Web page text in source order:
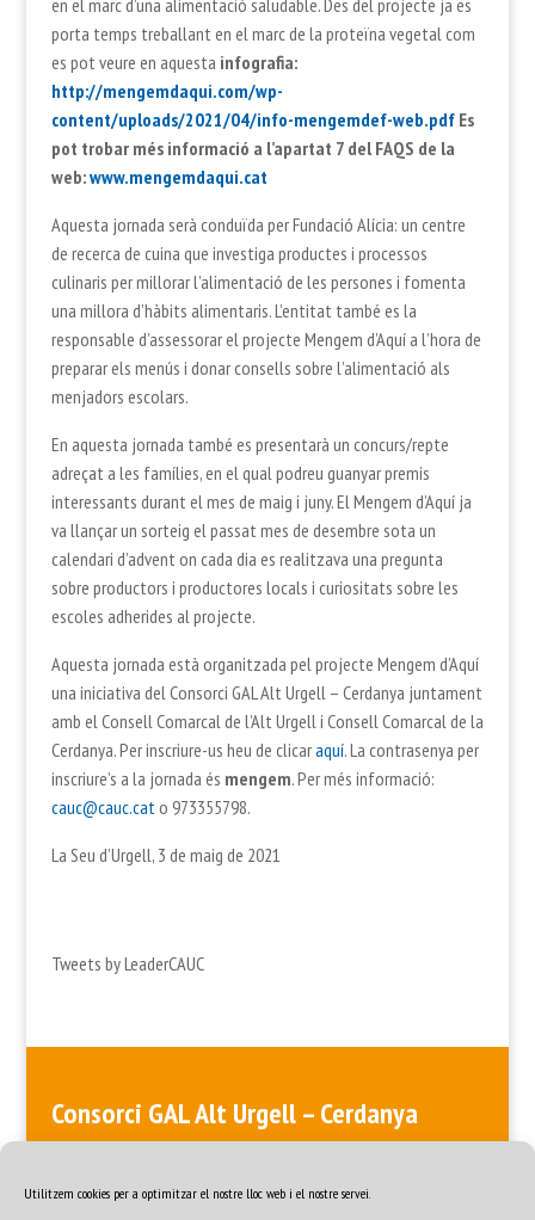
Utilitzem cookies per a optimitzar el nostre lloc web i el nostre servei.
porta temps treballant en el marc de la proteïna vegetal com
es pot veure en aquesta infografia:
http://mengemdaqui.com/wp-
content/uploads/2021/04/info-mengemdef-web.pdfEs
pot trobar més informació a l’apartat 7 del FAQS de la
web:www.mengemdaqui.cat
Aquesta jornada serà conduïda per Fundació Alícia: un centre
de recerca de cuina que investiga productes i processos
culinaris per millorar l’alimentació de les persones i fomenta
una millora d’hàbits alimentaris. L’entitat també es la
responsable d’assessorar el projecte Mengem d’Aquí a l’hora de
preparar els menús i donar consells sobre l’alimentació als
menjadors escolars.
En aquesta jornada també es presentarà un concurs/repte
adreçat a les famílies, en el qual podreu guanyar premis
interessants durant el mes de maig i juny. El Mengem d’Aquí ja
va llançar un sorteig el passat mes de desembre sota un
calendari d’advent on cada dia es realitzava una pregunta
sobre productors i productores locals i curiositats sobre les
escoles adherides al projecte.
Aquesta jornada està organitzada pel projecte Mengem d’Aquí
una iniciativa del Consorci GAL Alt Urgell – Cerdanya juntament
amb el Consell Comarcal de l’Alt Urgell i Consell Comarcal de la
Cerdanya. Per inscriure-us heu de clicaraquí. La contrasenya per
inscriure’s a la jornada és mengem. Per més informació:
cauc@cauc.cat o 973355798.
La Seu d’Urgell, 3 de maig de 2021
Tweets by LeaderCAUC
Consorci GAL Alt Urgell – Cerdanya
· 17520 Puigcerdà · 972 88 48 84